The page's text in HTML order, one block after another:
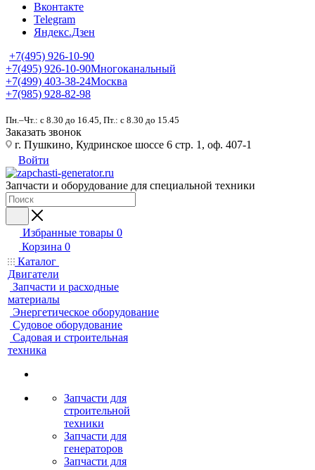
Вконтакте
Telegram
Яндекс.Дзен
+7(495) 926-10-90
+7(495) 926-10-90Многоканальный
+7(499) 403-38-24Москва
+7(985) 928-82-98
Пн.–Чт.: с 8.30 до 16.45, Пт.: с 8.30 до 15.45
Заказать звонок
г. Пушкино, Кудринское шоссе 6 стр. 1, оф. 407-1
Войти
Запчасти и оборудование для специальной техники
Избранные товары 0
Корзина 0
Каталог
Двигатели
Запчасти и расходные
материалы
Энергетическое оборудование
Судовое оборудование
Садовая и строительная
техника
Запчасти для
строительной
техники
Запчасти для
генераторов
Запчасти для